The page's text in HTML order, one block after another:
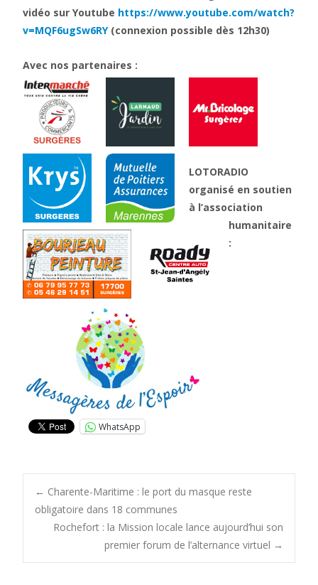
vidéo sur Youtube https://www.youtube.com/watch?
v=MQF6ugSw6RY(connexion possible dès 12h30)
Avec nos partenaires :
LOTORADIO
organisé en soutien
à l’association
humanitaire
:
WhatsApp
Post
navigation
← Charente-Maritime : le port du masque reste
obligatoire dans 18 communes
Rochefort : la Mission locale lance aujourd’hui son
premier forum de l’alternance virtuel →